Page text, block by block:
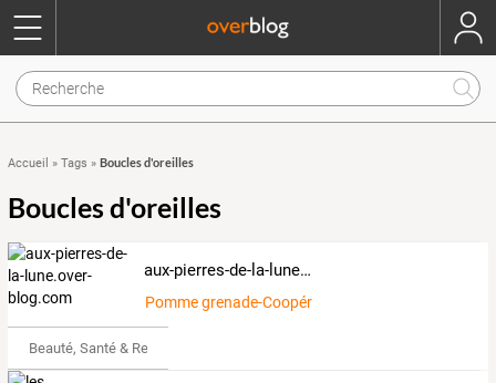
Accueil » Tags » Boucles d'oreilles
Boucles d'oreilles
aux-pierres-de-la-lune.over-blog.com
Pomme grenade-Coopératif-2587085
Beauté, Santé & Remise en forme